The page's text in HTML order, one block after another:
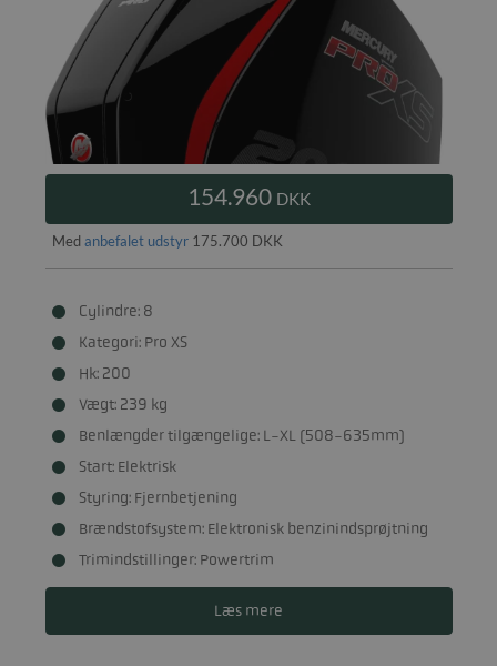
154.960 DKK
Med anbefalet udstyr175.700 DKK
Cylindre: 8
Kategori: Pro XS
Hk: 200
Vægt: 239 kg
Benlængder tilgængelige: L-XL (508-635mm)
Start: Elektrisk
Styring: Fjernbetjening
Brændstofsystem: Elektronisk benzinindsprøjtning
Trimindstillinger: Powertrim
Læs mere